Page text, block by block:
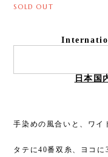
SOLD OUT
日本国
手染めの風合いと、ワイ
タテに40番双糸、ヨコに